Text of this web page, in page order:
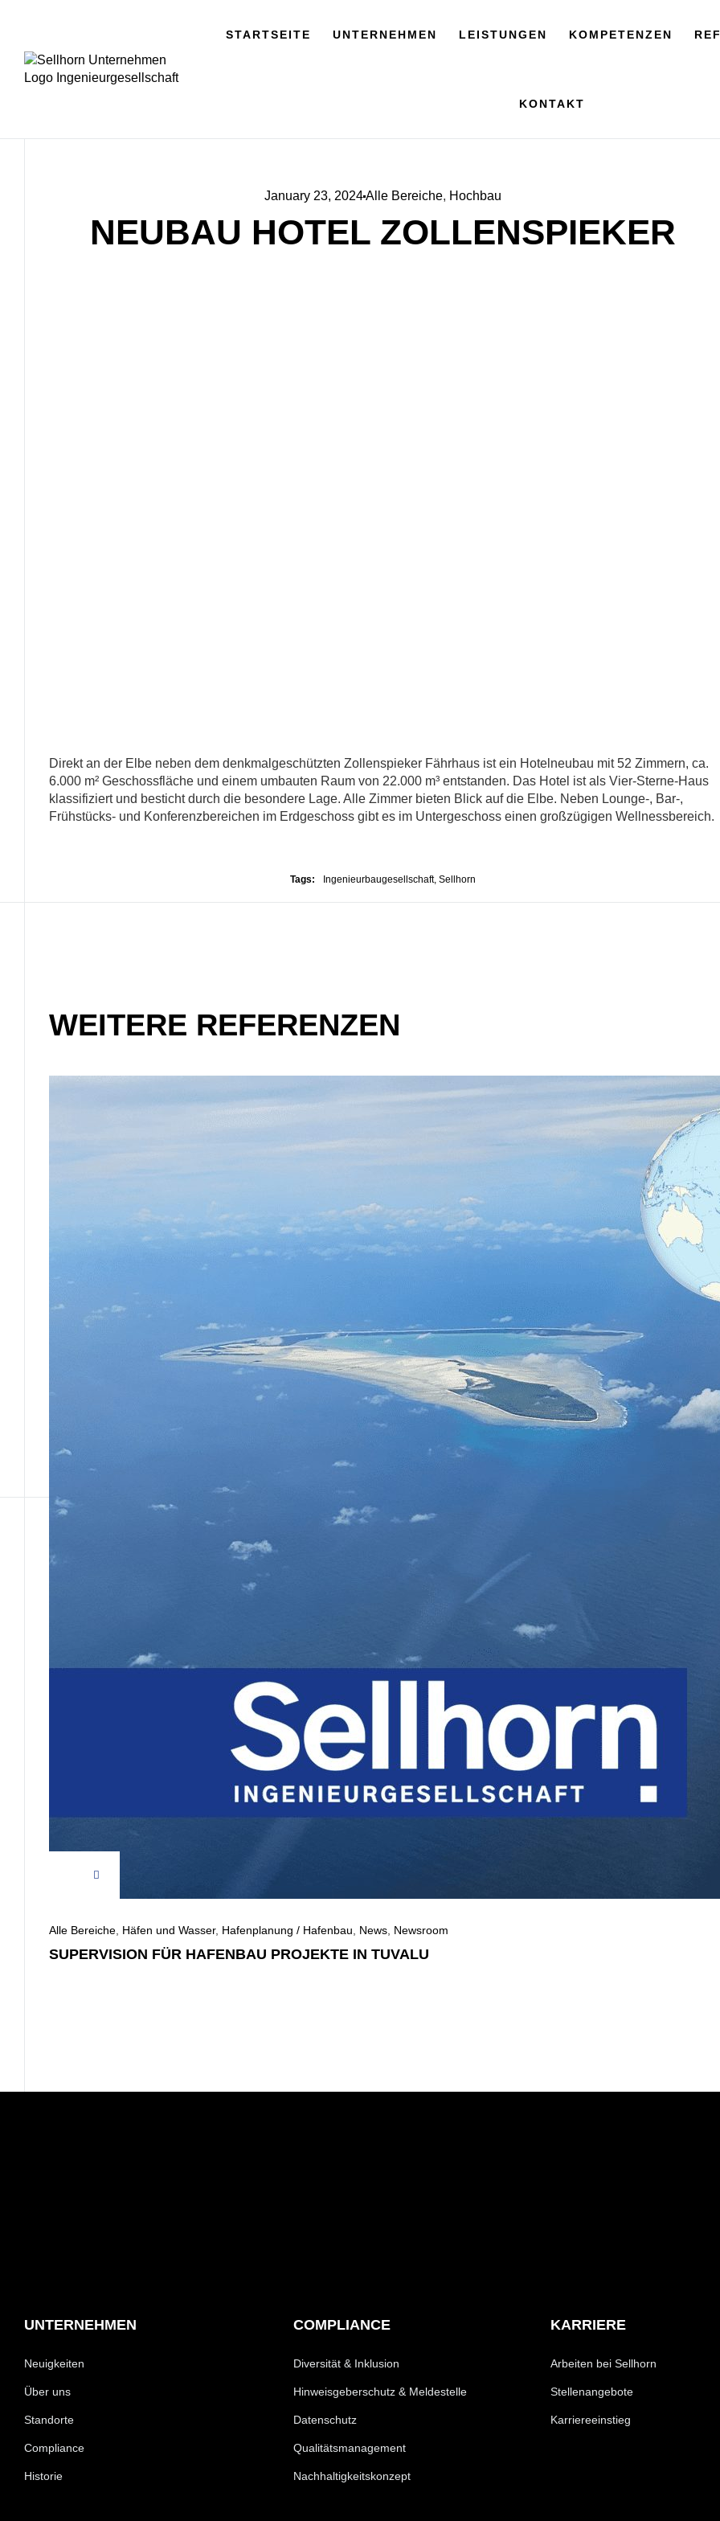
STARTSEITE UNTERNEHMEN LEISTUNGEN KOMPETENZEN
KONTAKT
January 23, 2024Alle Bereiche, Hochbau
NEUBAU HOTEL ZOLLENSPIEKER
Direkt an der Elbe neben dem denkmalgeschützten Zollenspieker Fährhaus ist ein Hotelneubau mit 52 Zimmern, ca.
6.000 m² Geschossfläche und einem umbauten Raum von 22.000 m³ entstanden. Das Hotel ist als Vier-Sterne-Haus
klassifiziert und besticht durch die besondere Lage. Alle Zimmer bieten Blick auf die Elbe. Neben Lounge-, Bar-,
Frühstücks- und Konferenzbereichen im Erdgeschoss gibt es im Untergeschoss einen großzügigen Wellnessbereich.
Tags: Ingenieurbaugesellschaft, Sellhorn
WEITERE REFERENZEN
Alle Bereiche Häfen und Wasser, Hafenplanung / Hafenbau News Newsroom
SUPERVISION FÜR HAFENBAU PROJEKTE IN TUVALU
UNTERNEHMEN
Neuigkeiten
Über uns
Standorte
Compliance
Historie
COMPLIANCE
Diversität & Inklusion
Hinweisgeberschutz & Meldestelle
Datenschutz
Qualitätsmanagement
Nachhaltigkeitskonzept
KARRIERE
Arbeiten bei Sellhorn
Stellenangebote
Karriereeinstieg